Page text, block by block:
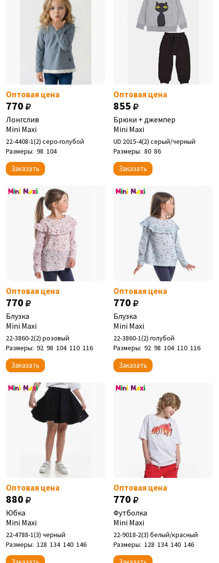
Оптовая цена
770
Лонгслив
Mini Maxi
22-4408-1(2) серо-голубой
Размеры: 98 104
Заказать
Оптовая цена
855
Брюки + джемпер
Mini Maxi
UD 2015-4(2) серый/черный
Размеры: 80 86
Заказать
Оптовая цена
770
Блузка
Mini Maxi
22-3860-2(2) розовый
Размеры: 92 98 104 110 116
Заказать
Оптовая цена
770
Блузка
Mini Maxi
22-3860-1(2) голубой
Размеры: 92 98 104 110 116
Заказать
Оптовая цена
880
Юбка
Mini Maxi
22-4788-1(3) черный
Размеры: 128 134 140 146
Оптовая цена
770
Футболка
Mini Maxi
22-9018-2(3) белый/красный
Размеры: 128 134 140 146